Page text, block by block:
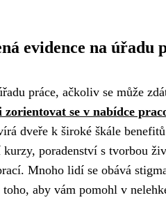
evidence na úřadu
práce, ačkoliv se může
zorientovat se v nabídce
dveře k široké škále
poradenství s tvorbou
Mnoho lidí se obává
toho, aby vám pomohl v